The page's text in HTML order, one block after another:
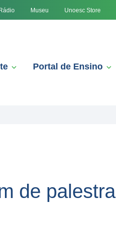
Museu Unoesc Store
Portal de Ensino
de palestra